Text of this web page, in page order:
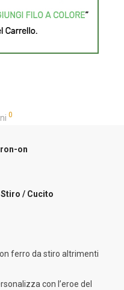
0
on
Stiro / Cucito
ferro da stiro altrimenti
con l’eroe del